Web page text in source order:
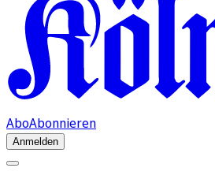
AboAbonnieren
Anmelden